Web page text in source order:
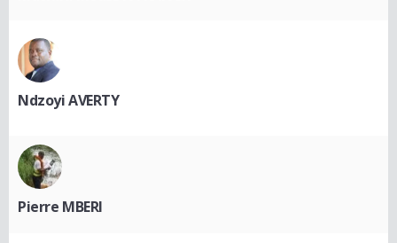
Ndzoyi AVERTY
Pierre MBERI